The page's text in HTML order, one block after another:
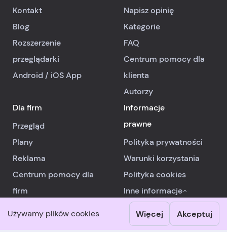
Używamy plików cookies Więcej Akceptuj
Kontakt
Blog
Rozszerzenie
przeglądarki
Android / iOSApp
Napisz opinię
Kategorie
FAQ
Centrum pomocy dla
klienta
Autorzy
Dla firm
Przegląd
Plany
Reklama
Centrum pomocy dla
firm
Informacje
prawne
Polityka prywatności
Warunki korzystania
Polityka cookies
Inne informacje
Wszelkie prawa zastrzeżone.